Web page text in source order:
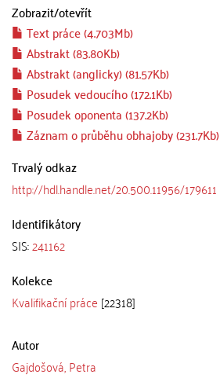
Zobrazit/otevřít
Text práce (4.703Mb)
Abstrakt (83.80Kb)
Abstrakt (anglicky) (81.57Kb)
Posudek vedoucího (172.1Kb)
Posudek oponenta (137.2Kb)
Záznam o průběhu obhajoby (231.7Kb)
Trvalý odkaz
http://hdl.handle.net/20.500.11956/179611
Identifikátory
SIS:241162
Kolekce
Kvalifikační práce [22318]
Autor
Gajdošová, Petra